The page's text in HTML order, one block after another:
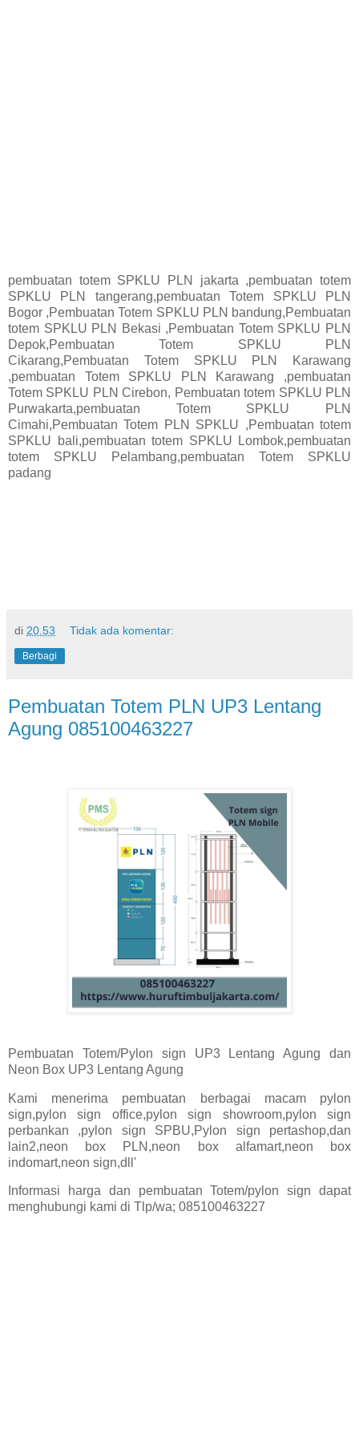
pembuatan totem SPKLU PLN jakarta ,pembuatan totem
SPKLU PLN tangerang,pembuatan Totem SPKLU PLN
Bogor ,Pembuatan Totem SPKLU PLN bandung,Pembuatan
totem SPKLU PLN Bekasi ,Pembuatan Totem SPKLU PLN
Depok,Pembuatan Totem SPKLU PLN
Cikarang,Pembuatan Totem SPKLU PLN Karawang
,pembuatan Totem SPKLU PLN Karawang ,pembuatan
Totem SPKLU PLN Cirebon, Pembuatan totem SPKLU PLN
Purwakarta,pembuatan Totem SPKLU PLN
Cimahi,Pembuatan Totem PLN SPKLU ,Pembuatan totem
SPKLU bali,pembuatan totem SPKLU Lombok,pembuatan
totem SPKLU Pelambang,pembuatan Totem SPKLU
padang
di 20.53 Tidak ada komentar:
Berbagi
Pembuatan Totem PLN UP3 Lentang
Agung 085100463227
Pembuatan Totem/Pylon sign UP3 Lentang Agung dan
Neon Box UP3 Lentang Agung
Kami menerima pembuatan berbagai macam pylon
sign,pylon sign office,pylon sign showroom,pylon sign
perbankan ,pylon sign SPBU,Pylon sign pertashop,dan
lain2,neon box PLN,neon box alfamart,neon box
indomart,neon sign,dll'
Informasi harga dan pembuatan Totem/pylon sign dapat
menghubungi kami di Tlp/wa; 085100463227